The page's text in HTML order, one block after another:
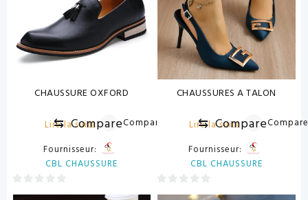
CHAUSSURE OXFORD
Lire la suite
⇆ CompareCompare
Fournisseur:
CBL CHAUSSURE
0
CHAUSSURES A TALON
Lire la suite
⇆ Compare
Fournisseur:
CBL CHAUSSURE
0